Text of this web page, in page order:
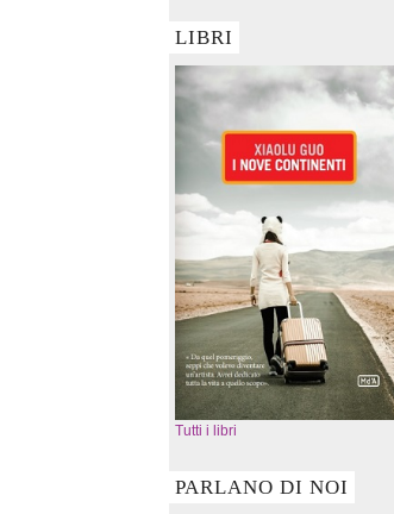
LIBRI
Tutti i libri
PARLANO DI NOI